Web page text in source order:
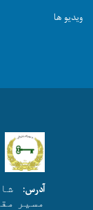
ویدیو ها
آدرس:
مسیر